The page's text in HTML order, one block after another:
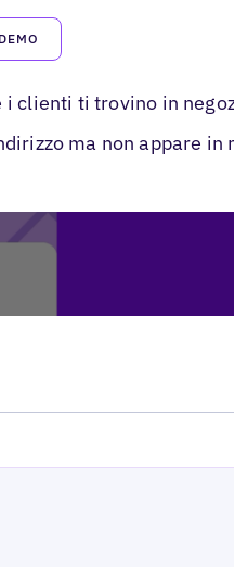
i clienti ti trovino in
ma non appare